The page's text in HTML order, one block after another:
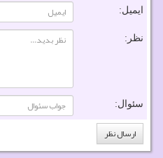
ایمیل:
نظر:
سئوال: